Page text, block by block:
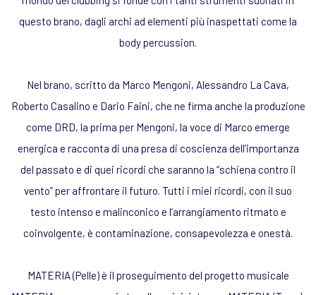
questo brano, dagli archi ad elementi più inaspettati come la
body percussion.
Nel brano, scritto da Marco Mengoni, Alessandro La Cava,
Roberto Casalino e Dario Faini, che ne firma anche la produzione
come DRD, la prima per Mengoni, la voce di Marco emerge
energica e racconta di una presa di coscienza dell’importanza
del passato e di quei ricordi che saranno la “schiena contro il
vento” per affrontare il futuro. Tutti i miei ricordi, con il suo
testo intenso e malinconico e l’arrangiamento ritmato e
coinvolgente, è contaminazione, consapevolezza e onestà.
MATERIA (Pelle) è il proseguimento del progetto musicale